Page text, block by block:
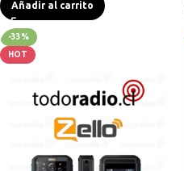
Añadir al carrito
-33%
HOT